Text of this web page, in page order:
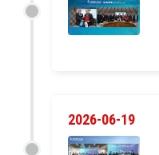
2026-06-19